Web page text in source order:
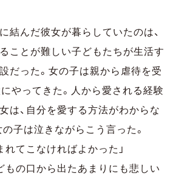
結んだ彼女が暮らしていたのは、
ことが難しい子どもたちが生活す
だった。女の子は親から虐待を受
やってきた。人から愛される経験
は、自分を愛する方法がわからな
の子は泣きながらこう⾔った。
れてこなければよかった」
もの口から出たあまりにも悲しい